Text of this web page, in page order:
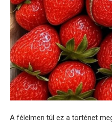
A félelmen túl ez a történet